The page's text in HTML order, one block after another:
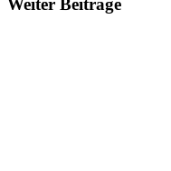
Weiter Beiträge